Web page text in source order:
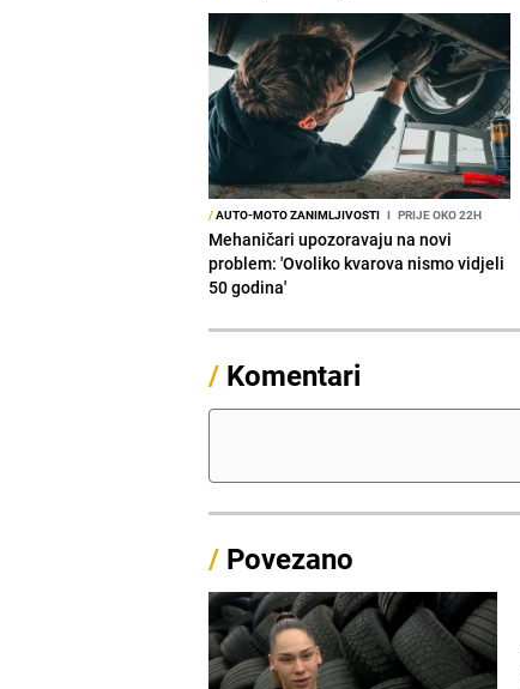
/AUTO-MOTO ZANIMLJIVOSTI I PRIJE OKO 22H
Mehaničari upozoravaju na novi
problem: 'Ovoliko kvarova nismo vidjeli
50 godina'
/ Komentari
/ Povezano